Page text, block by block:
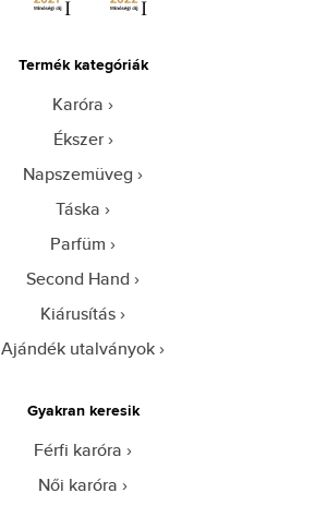
Termék kategóriák
Karóra
Ékszer
Napszemüveg
Táska
Parfüm
Second Hand
Kiárusítás
Ajándék utalványok
Gyakran keresik
Férfi karóra
Női karóra